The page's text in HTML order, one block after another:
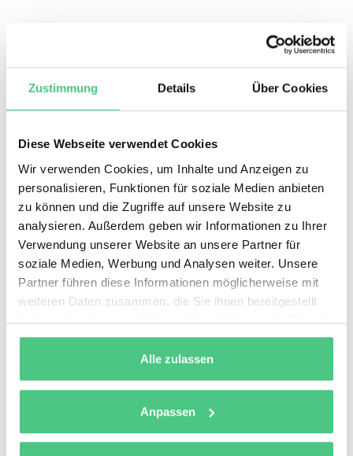
Zustimmung Details Über Cookies
Diese Webseite verwendet Cookies
Wir verwenden Cookies, um Inhalte und Anzeigen zu
personalisieren, Funktionen für soziale Medien anbieten
zu können und die Zugriffe auf unsere Website zu
analysieren. Außerdem geben wir Informationen zu Ihrer
Verwendung unserer Website an unsere Partner für
soziale Medien, Werbung und Analysen weiter. Unsere
Partner führen diese Informationen möglicherweise mit
weiteren Daten zusammen, die Sie ihnen bereitgestellt
haben oder die sie im Rahmen Ihrer Nutzung der Dienste
gesammelt haben.
Alle zulassen
Anpassen